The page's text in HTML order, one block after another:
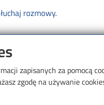
zapisanych za pomocą
zgodę na używanie
rozmowy.